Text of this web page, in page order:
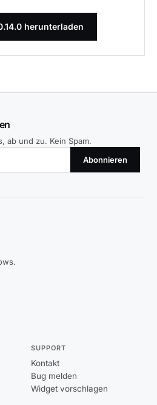
herunterladen
ab und zu. Kein Spam.
Abonnieren
SUPPORT
Kontakt
Bug melden
Widget vorschlagen